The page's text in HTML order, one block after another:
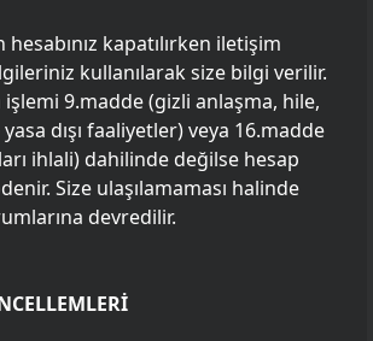
kapatılırken iletişim
kullanılarak size bilgi verilir.
9.madde (gizli anlaşma, hile,
yasa dışı faaliyetler) veya 16.madde
ihlali) dahilinde değilse hesap
Size ulaşılamaması halinde
devredilir.